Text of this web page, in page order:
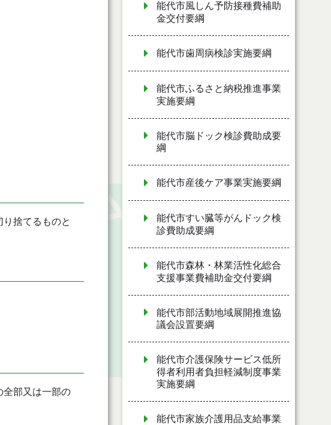
捨てるものと
部又は一部の
能代市風しん予防接種費補助
金交付要綱
能代市歯周病検診実施要綱
能代市ふるさと納税推進事業
実施要綱
能代市脳ドック検診費助成要
綱
能代市産後ケア事業実施要綱
能代市すい臓等がんドック検
診費助成要綱
能代市森林・林業活性化総合
支援事業費補助金交付要綱
能代市部活動地域展開推進協
議会設置要綱
能代市介護保険サービス低所
得者利用者負担軽減制度事業
実施要綱
能代市家族介護用品支給事業